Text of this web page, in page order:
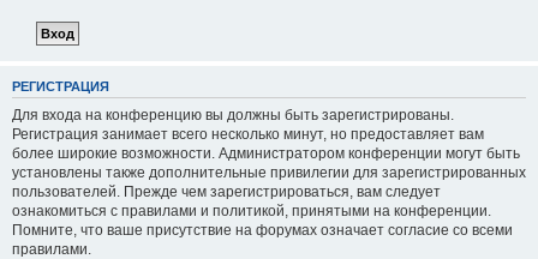
РЕГИСТРАЦИЯ
Для входа на конференцию вы должны быть зарегистрированы.
Регистрация занимает всего несколько минут, но предоставляет вам
более широкие возможности. Администратором конференции могут быть
установлены также дополнительные привилегии для зарегистрированных
пользователей. Прежде чем зарегистрироваться, вам следует
ознакомиться с правилами и политикой, принятыми на конференции.
Помните, что ваше присутствие на форумах означает согласие со всеми
правилами.